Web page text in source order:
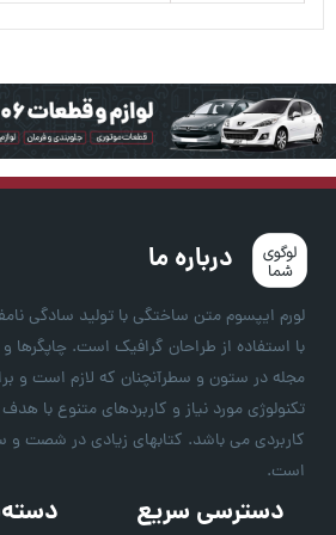
دسترسی سریع
درباره ما
لورم ایپسوم متن ساختگی با تولید سادگی
با استفاده از طراحان گرافیک است. چاپگرها و
مجله در ستون و سطرآنچنان که لازم است و
تکنولوژی مورد نیاز و کاربردهای متنوع با هدف
کاربردی می باشد. کتابهای زیادی در شصت
است.